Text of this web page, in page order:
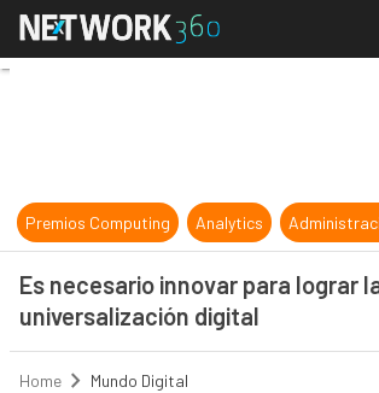
Es necesario
Premios Computing Analytics
Es necesario innovar para lograr
universalización digital
Home Mundo Digital